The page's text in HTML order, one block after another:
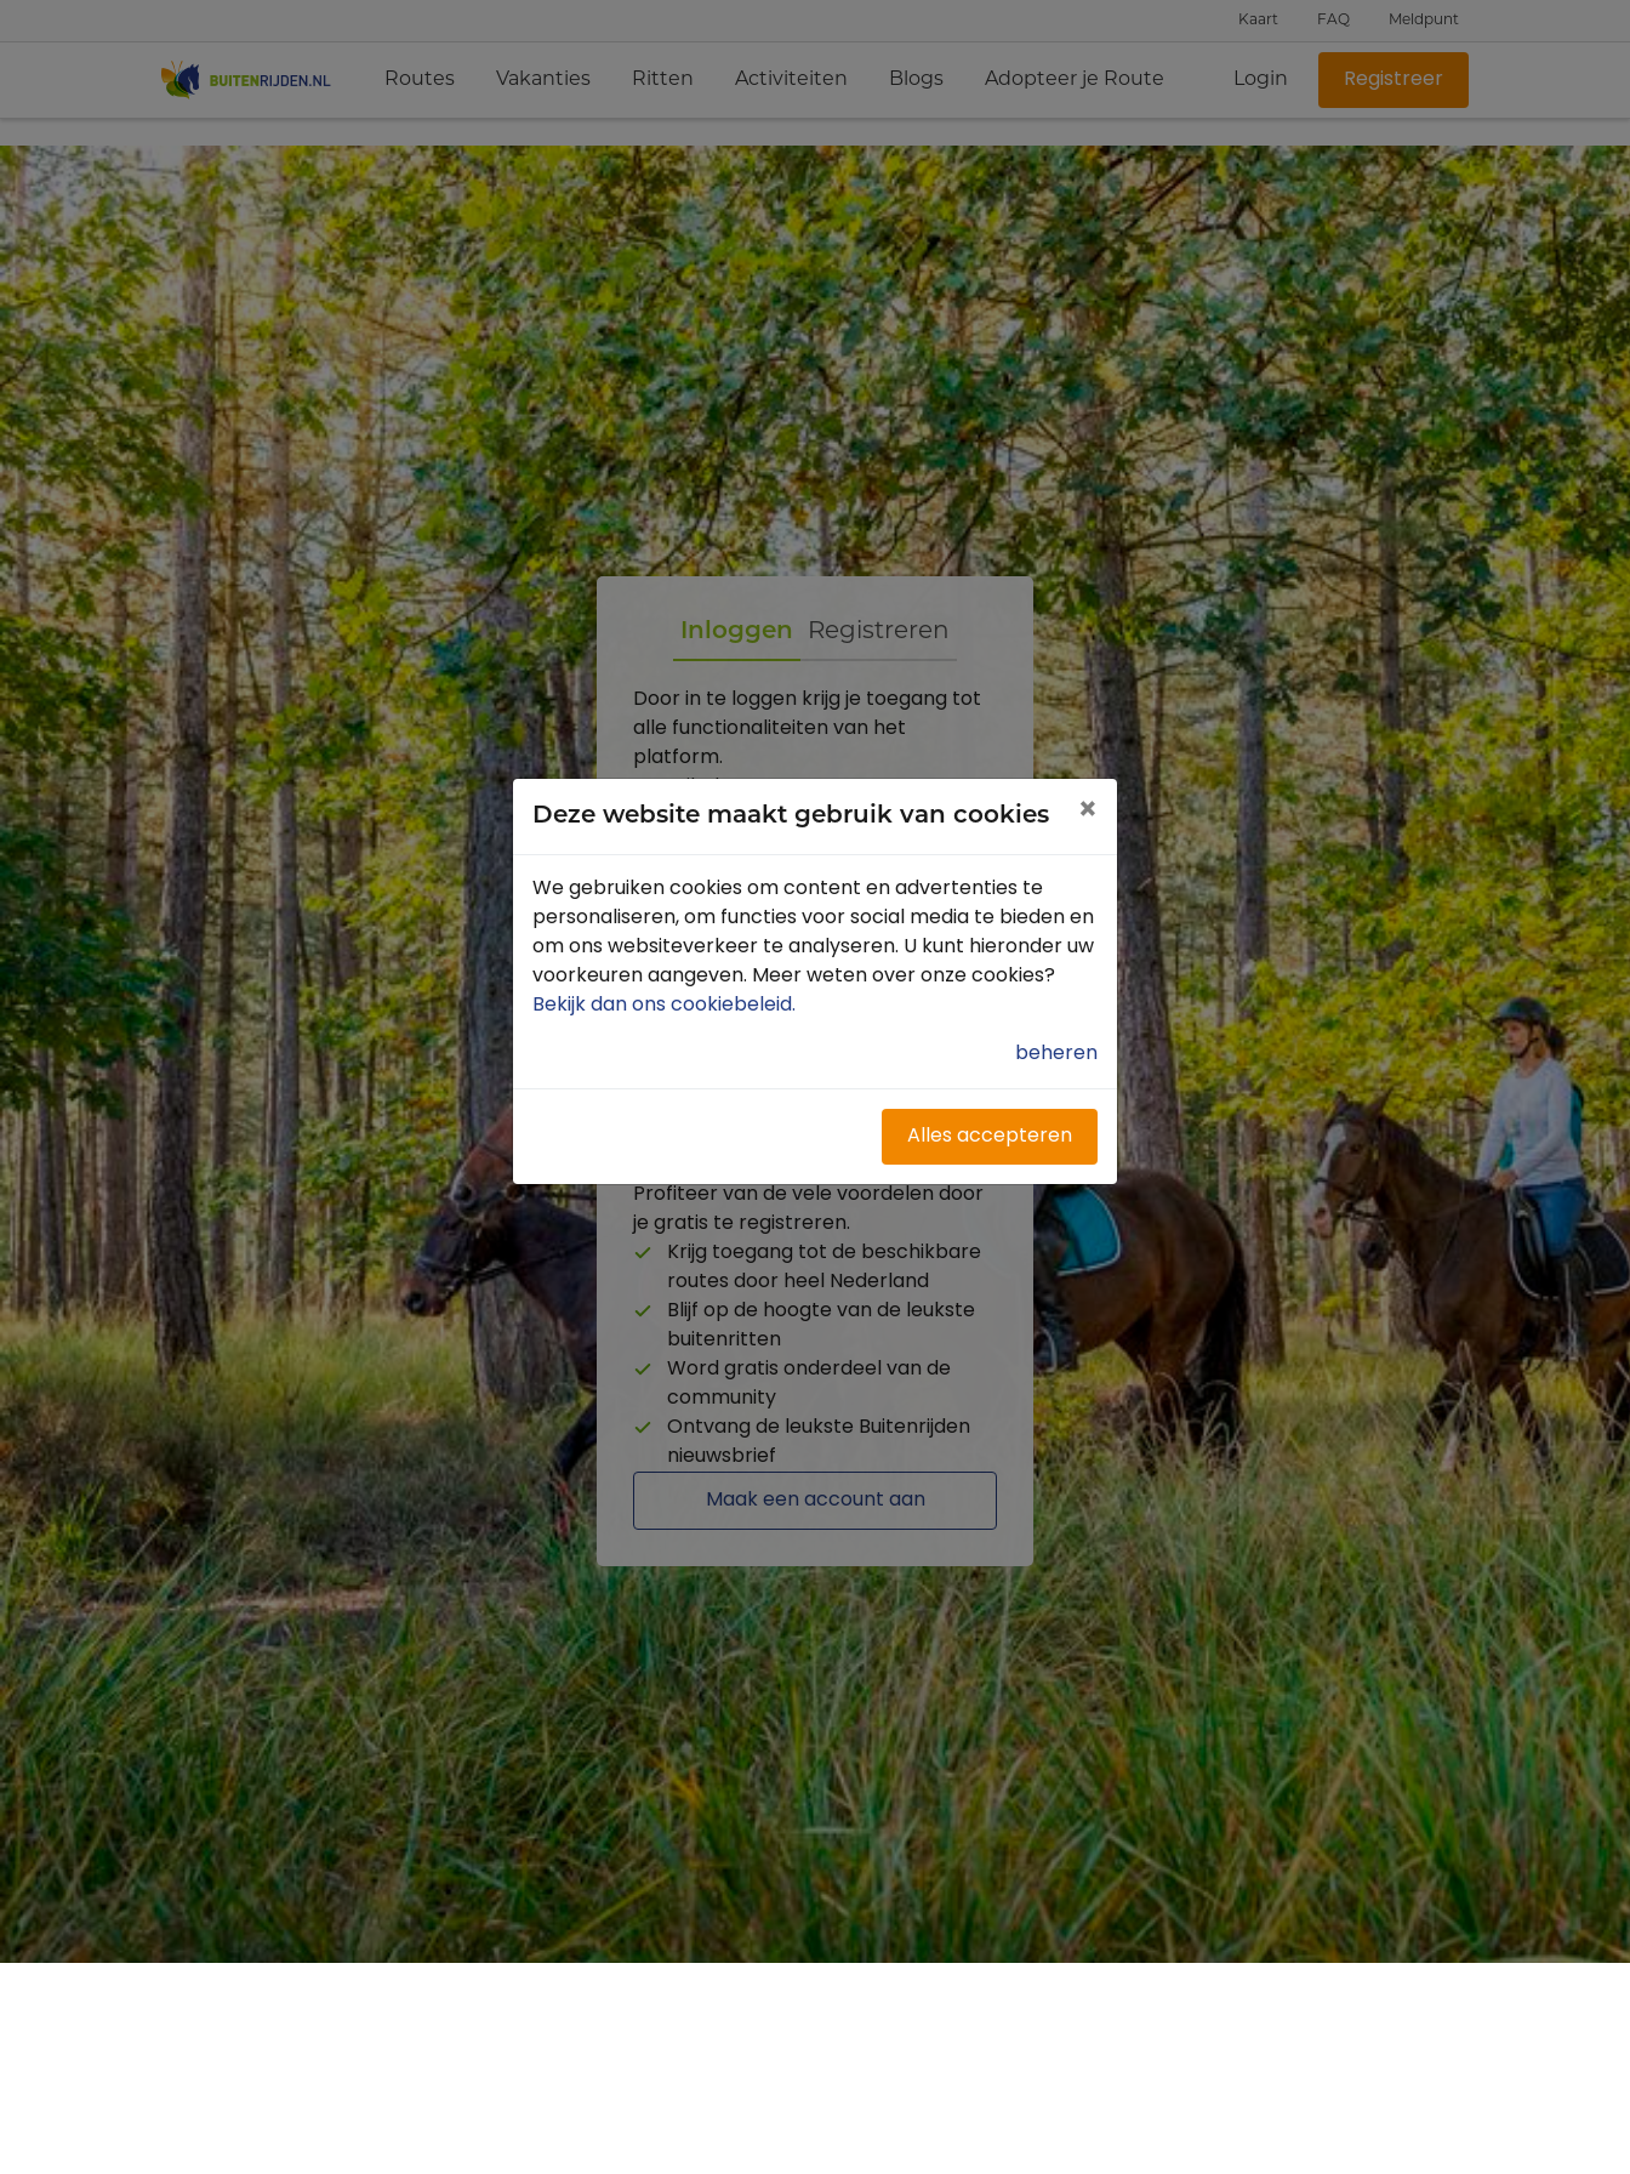
Kaart FAQ Meldpunt
Routes Vakanties Ritten Activiteiten Blogs Adopteer je Route Login Registreer
Inloggen Registreren
Door in te loggen krijg je toegang tot
alle functionaliteiten van het
platform.
Toon
Inloggen
Wachtwoord vergeten?
Heb je nog geen account?
Profiteer van de vele voordelen door
je gratis te registreren.
Krijg toegang tot de beschikbare
routes door heel Nederland
Blijf op de hoogte van de leukste
buitenritten
Word gratis onderdeel van de
community
Ontvang de leukste Buitenrijden
nieuwsbrief
Maak een account aan
Deze website maakt gebruik van cookies ×
We gebruiken cookies om content en advertenties te
personaliseren, om functies voor social media te bieden en
om ons websiteverkeer te analyseren. U kunt hieronder uw
voorkeuren aangeven. Meer weten over onze cookies?
Bekijk dan ons cookiebeleid.
beheren
Alles accepteren